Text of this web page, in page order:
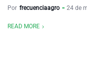
Por frecuenciaagro 24 de
READ MORE